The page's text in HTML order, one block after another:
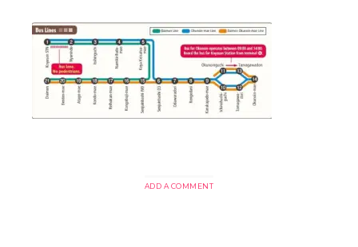
ADD A COMMENT